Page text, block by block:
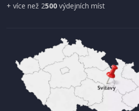
+ více než 2500 výdejních míst